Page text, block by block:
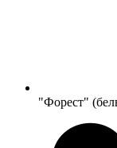
"Форест"